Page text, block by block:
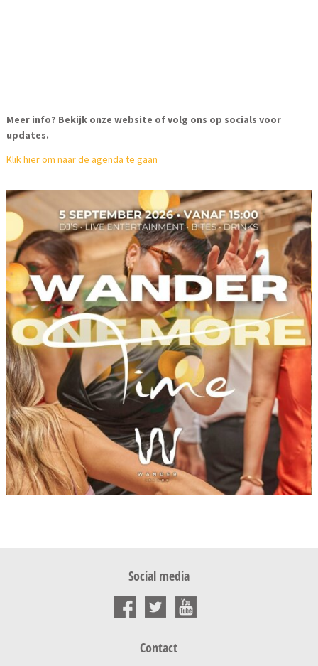
Meer info? Bekijk onze website of volg ons op socials voor
updates.
Klik hier om naar de agenda te gaan
Social media
Contact